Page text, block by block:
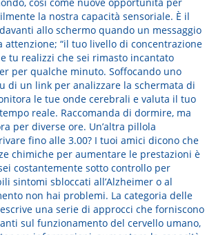
la nostra capacità sensoriale. È il
allo schermo quando un messaggio
“il tuo livello di concentrazione
e tu realizzi che sei rimasto incantato
per qualche minuto. Soffocando uno
di un link per analizzare la schermata di
le tue onde cerebrali e valuta il tuo
reale. Raccomanda di dormire, ma
per diverse ore. Un’altra pillola
fino alle 3.00? I tuoi amici dicono che
chimiche per aumentare le prestazioni è
costantemente sotto controllo per
sintomi sbloccati all’Alzheimer o al
non hai problemi. La categoria delle
una serie di approcci che forniscono
sul funzionamento del cervello umano,